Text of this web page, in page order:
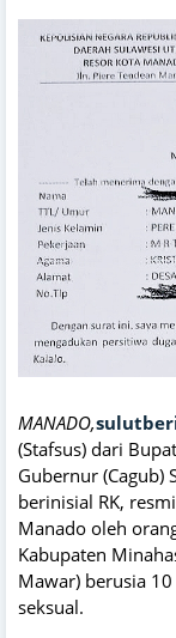
MANADO,
(Stafsus) dari
Gubernur (Cagub)
berinisial RK,
Manado oleh
Kabupaten
Mawar) berusia
seksual.